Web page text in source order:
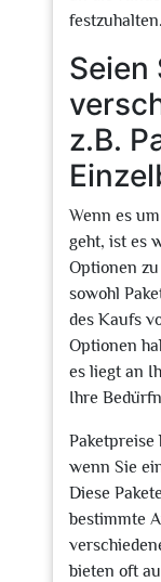
festzuhalten.
Seien
z.B.
Wenn es
geht, ist es
Optionen
sowohl
des Kaufs
Optionen
es liegt an
Ihre
Paketpreise
wenn Sie
Diese
bestimmte
bieten oft